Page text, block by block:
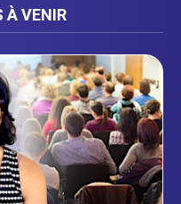
À VENIR